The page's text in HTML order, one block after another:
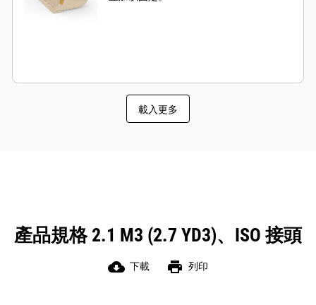
載入更多
產品規格 2.1 M3 (2.7 YD3)、ISO 接頭
cloud_download 下載 print 列印